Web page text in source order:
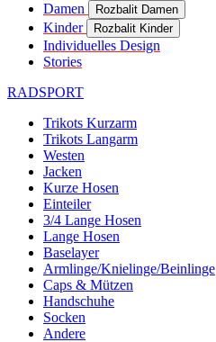
Damen Rozbalit Damen
Kinder Rozbalit Kinder
Individuelles Design
Stories
RADSPORT
Trikots Kurzarm
Trikots Langarm
Westen
Jacken
Kurze Hosen
Einteiler
3/4 Lange Hosen
Lange Hosen
Baselayer
Armlinge/Knielinge/Beinlinge
Caps & Mützen
Handschuhe
Socken
Andere